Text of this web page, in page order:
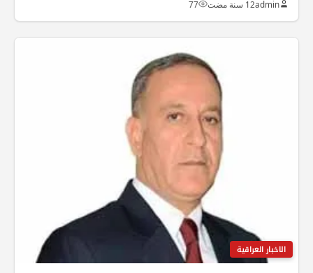
admin12 سنة مضت 77
الاخبار العراقية